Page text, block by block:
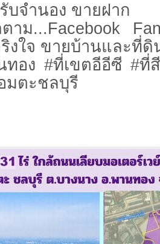
บจำนอง ขายฝาก
ตาม...Facebook
งใจ ขายบ้านและที่ดิ
ทอง #ที่เขตอีอีซี #ที่
มตะชลบุรี